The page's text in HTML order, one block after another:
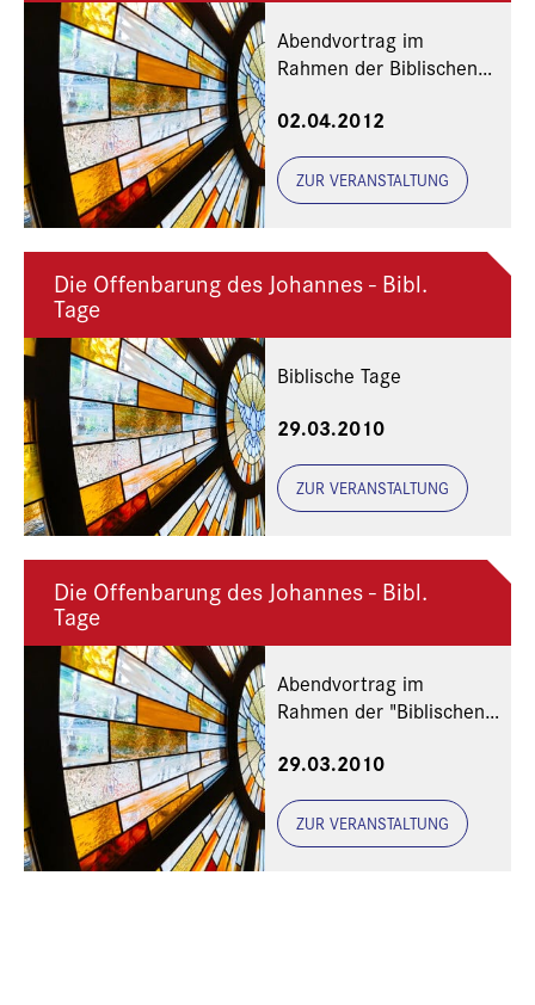
Abendvortrag im
Rahmen der Biblischen
02.04.2012
ZUR VERANSTALTUNG
Die Offenbarung des Johannes - Bibl.
Tage
Biblische Tage
29.03.2010
ZUR VERANSTALTUNG
Die Offenbarung des Johannes - Bibl.
Tage
Abendvortrag im
Rahmen der "Biblischen
29.03.2010
ZUR VERANSTALTUNG